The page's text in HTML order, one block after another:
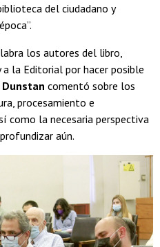
del ciudadano y
los autores del libro,
a la Editorial por hacer posible
Dunstan comentó sobre los
procesamiento e
como la necesaria perspectiva
aún.